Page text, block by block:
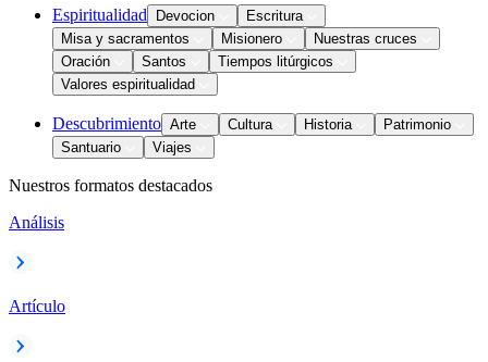
Espiritualidad Devocion
Escritura
Misa y sacramentos
Misionero
Nuestras cruces
Oración
Santos
Tiempos litúrgicos
Valores espiritualidad
Descubrimiento Arte Cultura Historia
Patrimonio
Santuario
Viajes
Nuestros formatos destacados
Análisis
Artículo